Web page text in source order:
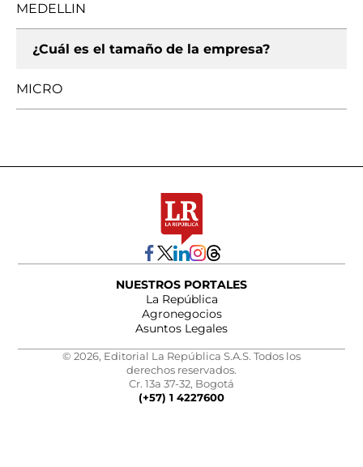
MEDELLIN
¿Cuál es el tamaño de la empresa?
MICRO
NUESTROS PORTALES
La República
Agronegocios
Asuntos Legales
© 2026, Editorial La República S.A.S. Todos los
derechos reservados.
Cr. 13a 37-32, Bogotá
(+57) 1 4227600